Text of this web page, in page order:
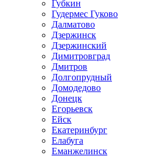
Губкин
Гудермес Гуково
Далматово
Дзержинск
Дзержинский
Димитровград
Дмитров
Долгопрудный
Домодедово
Донецк
Егорьевск
Ейск
Екатеринбург
Елабуга
Еманжелинск